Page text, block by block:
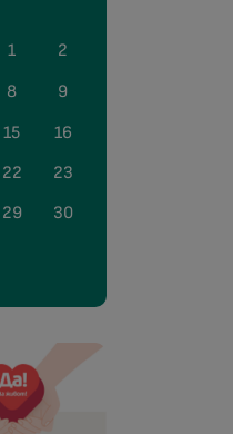
1
2
8
9
15
16
22
23
29
30